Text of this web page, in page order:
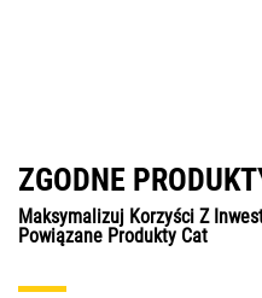
ZGODNE
Maksymalizuj Korzyści Z
Powiązane Produkty Cat